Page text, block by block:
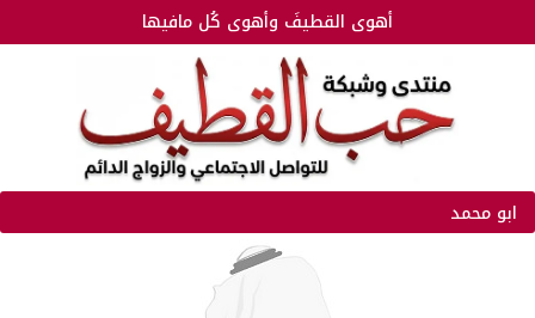
أهوى القطيفَ وأهوى كُل مافيها
ابو محمد